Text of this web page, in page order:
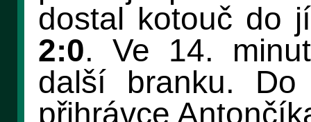
dostal kotouč do
2:0. Ve 14.
další branku.
přihrávce